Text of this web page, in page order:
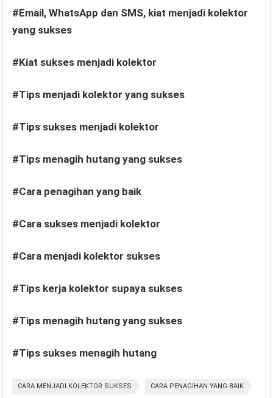
#Email, WhatsApp dan SMS, kiat menjadi kolektor
yang sukses
#Kiat sukses menjadi kolektor
#Tips menjadi kolektor yang sukses
#Tips sukses menjadi kolektor
#Tips menagih hutang yang sukses
#Cara penagihan yang baik
#Cara sukses menjadi kolektor
#Cara menjadi kolektor sukses
#Tips kerja kolektor supaya sukses
#Tips menagih hutang yang sukses
#Tips sukses menagih hutang
CARA MENJADI KOLEKTOR SUKSES CARA PENAGIHAN YANG BAIK